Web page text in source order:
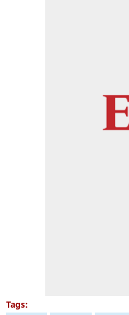
Tags: